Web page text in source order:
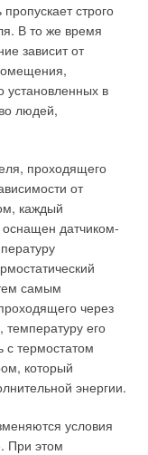
строго
В то же время
зависит от
установленных в
людей,
проходящего
от
каждый
оснащен датчиком-
самым
через
его
с термостатом
который
энергии.
условия
При этом
отключены